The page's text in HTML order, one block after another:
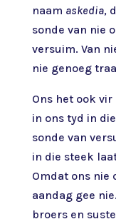
naam askedia,
sonde van nie
versuim. Van
nie genoeg
Ons het ook
in ons tyd in
sonde van
in die steek
Omdat ons nie
aandag gee
broers en